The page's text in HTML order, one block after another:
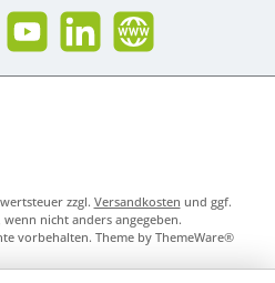
YouTube LinkedIn Website
zzgl. Versandkosten und ggf.
nicht anders angegeben.
vorbehalten. Theme by ThemeWare®